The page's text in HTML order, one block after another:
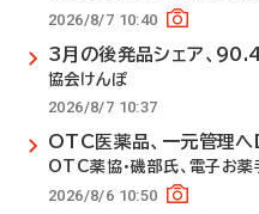
2026/8/7 10:40
3月の後発品シェア、
協会けんぽ
2026/8/7 10:37
OTC医薬品、一元管理
OTC薬協・磯部氏、電子お薬
2026/8/6 10:50